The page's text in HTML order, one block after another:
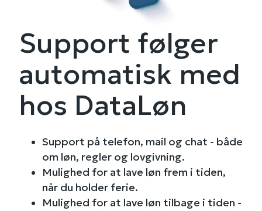
Support følger
automatisk med
hos DataLøn
Support på telefon, mail og chat - både
om løn, regler og lovgivning.
Mulighed for at lave løn frem i tiden,
når du holder ferie.
Mulighed for at lave løn tilbage i tiden -